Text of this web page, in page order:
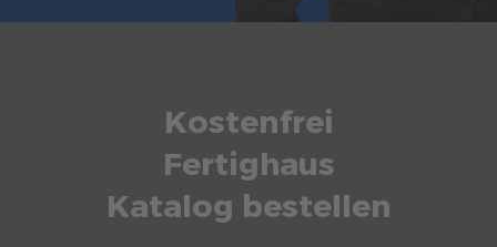
Kostenfrei
Fertighaus
Katalog bestellen